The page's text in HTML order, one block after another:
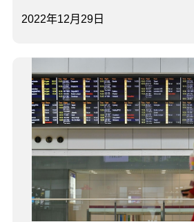
2022年12月29日